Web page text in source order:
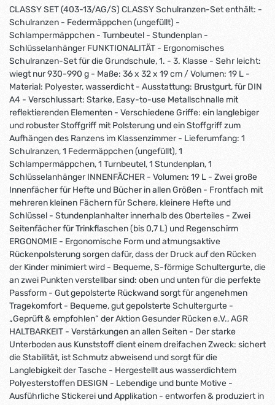
CLASSY SET (403-13/AG/S) CLASSY Schulranzen-Set enthält: -
Schulranzen - Federmäppchen (ungefüllt) -
Schlampermäppchen - Turnbeutel - Stundenplan -
Schlüsselanhänger FUNKTIONALITÄT - Ergonomisches
Schulranzen-Set für die Grundschule, 1. - 3. Klasse - Sehr leicht:
wiegt nur 930-990 g - Maße: 36 x 32 x 19 cm / Volumen: 19 L -
Material: Polyester, wasserdicht - Ausstattung: Brustgurt, für DIN
A4 - Verschlussart: Starke, Easy-to-use Metallschnalle mit
reflektierenden Elementen - Verschiedene Griffe: ein langlebiger
und robuster Stoffgriff mit Polsterung und ein Stoffgriff zum
Aufhängen des Ranzens im Klassenzimmer - Lieferumfang: 1
Schulranzen, 1 Federmäppchen (ungefüllt), 1
Schlampermäppchen, 1 Turnbeutel, 1 Stundenplan, 1
Schlüsselanhänger INNENFÄCHER - Volumen: 19 L - Zwei große
Innenfächer für Hefte und Bücher in allen Größen - Frontfach mit
mehreren kleinen Fächern für Schere, kleinere Hefte und
Schlüssel - Stundenplanhalter innerhalb des Oberteiles - Zwei
Seitenfächer für Trinkflaschen (bis 0,7 L) und Regenschirm
ERGONOMIE - Ergonomische Form und atmungsaktive
Rückenpolsterung sorgen dafür, dass der Druck auf den Rücken
der Kinder minimiert wird - Bequeme, S-förmige Schultergurte, die
an zwei Punkten verstellbar sind: oben und unten für die perfekte
Passform - Gut gepolsterte Rückwand sorgt für angenehmen
Tragekomfort - Bequeme, gut gepolsterte Schultergurte -
„Geprüft & empfohlen“ der Aktion Gesunder Rücken e.V., AGR
HALTBARKEIT - Verstärkungen an allen Seiten - Der starke
Unterboden aus Kunststoff dient einem dreifachen Zweck: sichert
die Stabilität, ist Schmutz abweisend und sorgt für die
Langlebigkeit der Tasche - Hergestellt aus wasserdichtem
Polyesterstoffen DESIGN - Lebendige und bunte Motive -
Ausführliche Stickerei und Applikation - entworfen & produziert in